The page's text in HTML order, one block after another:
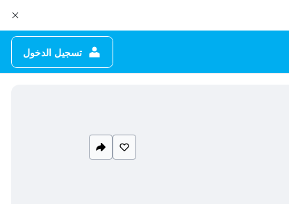
تسجيل الدخول